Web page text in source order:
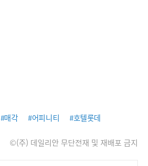
#매각 #어피니티 #호텔롯데
©(주) 데일리안 무단전재 및 재배포 금지